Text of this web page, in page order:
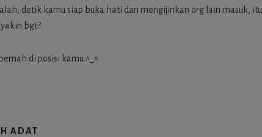
detik kamu siap buka hati dan mengijinkan org lain masuk,
yakin bgt?
di posisi kamu ^_^
ADAT